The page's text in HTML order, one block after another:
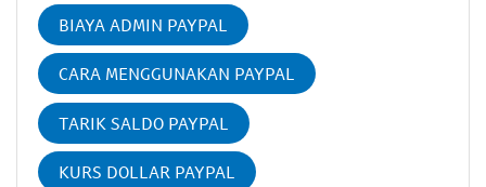
BIAYA ADMIN PAYPAL
CARA MENGGUNAKAN PAYPAL
TARIK SALDO PAYPAL
KURS DOLLAR PAYPAL